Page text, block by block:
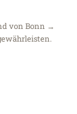
von Bonn →